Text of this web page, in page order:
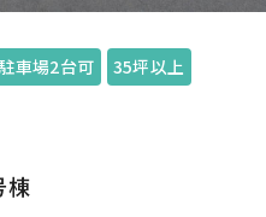
車場2台可 35坪以上
棟